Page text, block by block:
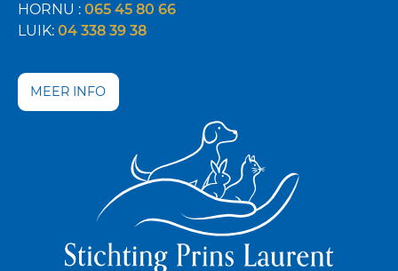
HORNU : 065 45 80 66
LUIK: 04 338 39 38
MEER INFO